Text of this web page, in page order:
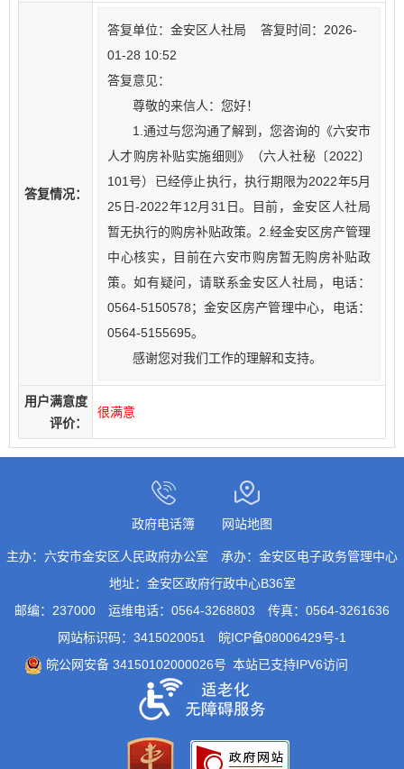
答复情况：
答复单位：金安区人社局 答复时间：2026-
01-28 10:52
答复意见：
尊敬的来信人：您好！
1.通过与您沟通了解到，您咨询的《六安市
人才购房补贴实施细则》（六人社秘〔2022〕
101号）已经停止执行，执行期限为2022年5月
25日-2022年12月31日。目前，金安区人社局
暂无执行的购房补贴政策。2.经金安区房产管理
中心核实，目前在六安市购房暂无购房补贴政
策。如有疑问，请联系金安区人社局，电话：
0564-5150578；金安区房产管理中心，电话：
0564-5155695。
感谢您对我们工作的理解和支持。
用户满意度
评价：
很满意
政府电话簿 网站地图
主办：六安市金安区人民政府办公室
承办：金安区电子政务管理中心
地址：金安区政府行政中心B36室
邮编：237000
运维电话：0564-3268803
传真：0564-3261636
网站标识码：3415020051
皖ICP备08006429号-1
皖公网安备 34150102000026号 本站已支持IPV6访问